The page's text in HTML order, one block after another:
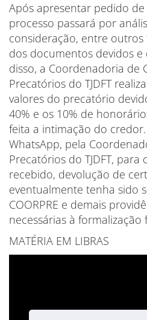
Após apresentar pedido
processo passará por
consideração, entre outros
dos documentos devidos e
disso, a Coordenadoria de
Precatórios do TJDFT
valores do precatório
40% e os 10% de
feita a intimação do
WhatsApp, pela
Precatórios do TJDFT,
recebido, devolução de
eventualmente tenha sido
COORPRE e demais
necessárias à formalização
MATÉRIA EM LIBRAS